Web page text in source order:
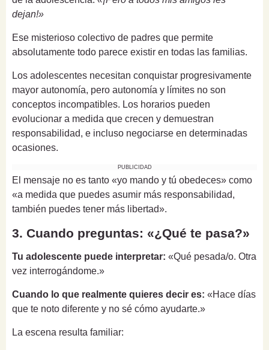
dejan!»
Ese misterioso colectivo de padres que permite
absolutamente todo parece existir en todas las familias.
Los adolescentes necesitan conquistar progresivamente
mayor autonomía, pero autonomía y límites no son
conceptos incompatibles. Los horarios pueden
evolucionar a medida que crecen y demuestran
responsabilidad, e incluso negociarse en determinadas
ocasiones.
PUBLICIDAD
El mensaje no es tanto «yo mando y tú obedeces» como
«a medida que puedes asumir más responsabilidad,
también puedes tener más libertad».
3. Cuando preguntas: «¿Qué te pasa?»
Tu adolescente puede interpretar: «Qué pesada/o. Otra
vez interrogándome.»
Cuando lo que realmente quieres decir es: «Hace días
que te noto diferente y no sé cómo ayudarte.»
La escena resulta familiar: